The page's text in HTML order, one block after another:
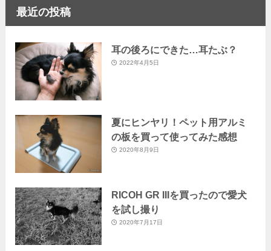
最近の投稿
耳の後ろにできた…耳たぶ？
2022年4月5日
夏にヒンヤリ！ペット用アルミ
の板を買って使ってみた感想
2020年8月9日
RICOH GR IIIを買ったので愛犬
を試し撮り
2020年7月17日